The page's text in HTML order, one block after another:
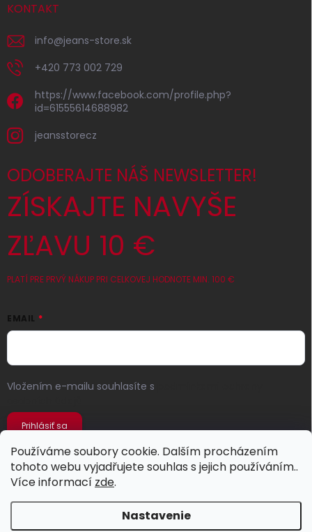
Používáme soubory cookie. Dalším procházením
tohoto webu vyjadřujete souhlas s jejich používáním..
Více informací zde.
Nastavenie
KONTAKT
info@jeans-store.sk
+420 773 002 729
https://www.facebook.com/profile.php?
id=61555614688982
jeansstorecz
ODOBERAJTE NÁŠ NEWSLETTER!
ZÍSKAJTE NAVYŠE
ZĽAVU 10 €
PLATÍ PRE PRVÝ NÁKUP PRI CELKOVEJ HODNOTE MIN. 100 €
EMAIL
Vložením e-mailu souhlasíte s
Prihlásiť sa